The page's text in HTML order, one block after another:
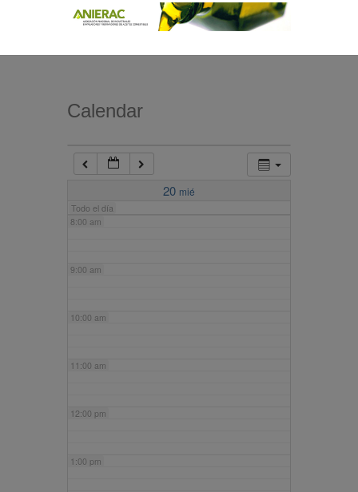
Calendar
20 mié
Todo el día
7:00 am
8:00 am
9:00 am
10:00 am
11:00 am
12:00 pm
1:00 pm